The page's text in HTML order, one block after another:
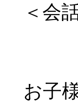
＜会
お子